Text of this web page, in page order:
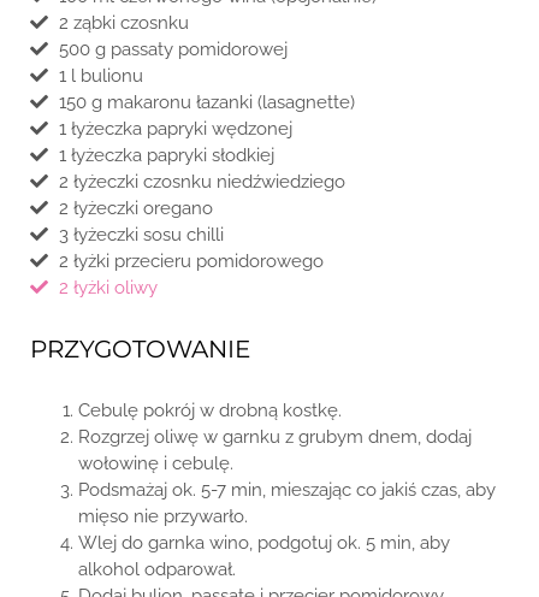
2 ząbki czosnku
500 g passaty pomidorowej
1 l bulionu
150 g makaronu łazanki (lasagnette)
1 łyżeczka papryki wędzonej
1 łyżeczka papryki słodkiej
2 łyżeczki czosnku niedźwiedziego
2 łyżeczki oregano
3 łyżeczki sosu chilli
2 łyżki przecieru pomidorowego
2 łyżki oliwy
PRZYGOTOWANIE
Cebulę pokrój w drobną kostkę.
Rozgrzej oliwę w garnku z grubym dnem, dodaj
wołowinę i cebulę.
Podsmażaj ok. 5-7 min, mieszając co jakiś czas, aby
mięso nie przywarło.
Wlej do garnka wino, podgotuj ok. 5 min, aby
alkohol odparował.